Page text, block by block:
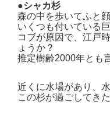
●シャカ杉
森の中を歩いてふと
いくつも付いている
コブが原因で、江戸
ょうか？
推定樹齢2000年とも
近くに水場があり、
この杉が過ごしてき